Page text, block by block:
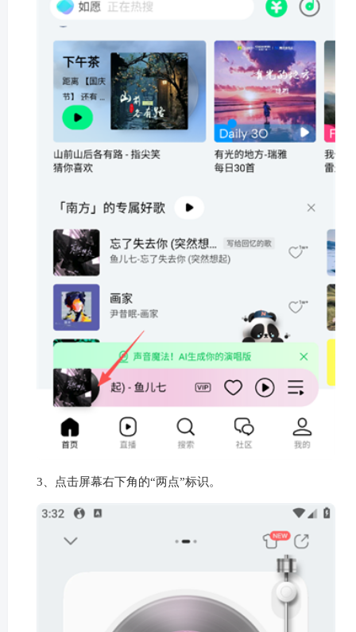
3、点击屏幕右下角的“两点”标识。